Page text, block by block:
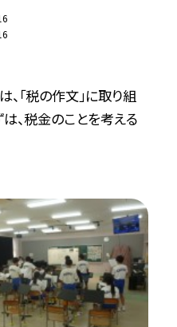
、「税の作文」に取り組
は、税金のことを考える